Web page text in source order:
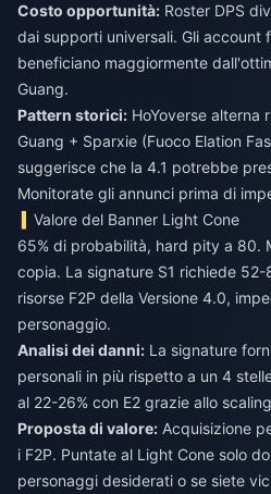
Costo opportunità: Roster DPS
dai supporti universali. Gli account
beneficiano maggiormente
Guang.
Pattern storici: HoYoverse alterna
Guang + Sparxie (Fuoco Elation
suggerisce che la 4.1 potrebbe
Monitorate gli annunci prima di
Valore del Banner Light Cone
65% di probabilità, hard pity a 80.
copia. La signature S1 richiede
risorse F2P della Versione 4.0,
personaggio.
Analisi dei danni: La signature
personali in più rispetto a un 4
al 22-26% con E2 grazie allo
Proposta di valore: Acquisizione
i F2P. Puntate al Light Cone solo
personaggi desiderati o se siete